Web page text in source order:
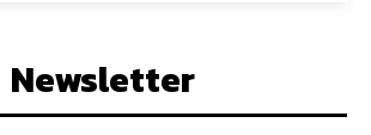
Newsletter